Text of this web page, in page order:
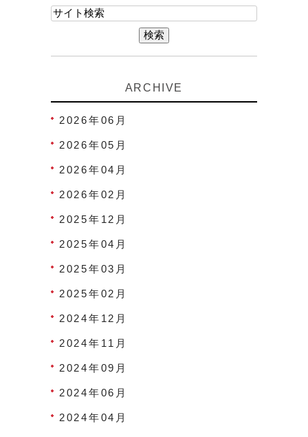
ARCHIVE
2026年06月
2026年05月
2026年04月
2026年02月
2025年12月
2025年04月
2025年03月
2025年02月
2024年12月
2024年11月
2024年09月
2024年06月
2024年04月